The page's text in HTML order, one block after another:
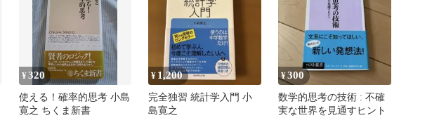
¥320
使える！確率的思考 小島
寛之 ちくま新書
¥ 1,200
完全独習 統計学入門 小
島寛之
¥300
数学的思考の技術 : 不確
実な世界を見通すヒント